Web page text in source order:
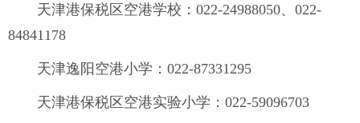
天津港保税区空港学校：022-24988050、022-
84841178
天津逸阳空港小学：022-87331295
天津港保税区空港实验小学：022-59096703